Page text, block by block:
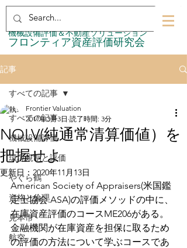
​フロンティア資産評価研究会
​機械設備評価＆不動産ソリューション
記事
すべての記事
機械設備評価
環境規制と評価
やぐら鶴
資格と倫理
見本市
航空
すべての記事
NOLV(純通常清算価値）を
把握せよ
Frontier Valuation
2017年3月3日 読了時間: 3分
更新日： 2020年11月13日
American Society of Appraisers(米国鑑
定士協会:ASA)の評価メソッドの中に、
在庫資産評価のコースME206がある。
金融機関が在庫資産を担保に取るため
の評価の方法について学ぶコースであ